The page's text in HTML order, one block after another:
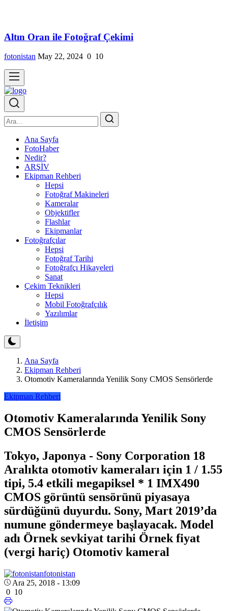
Altın Oran ile Fotoğraf Çekimi
fotonistan May 22, 2024 0 10
Ana Sayfa
FotoHaber
Nedir?
ARŞİV
Ekipman Rehberi
Hepsi
Fotoğraf Makineleri
Kameralar
Objektifler
Flashlar
Ekipmanlar
Fotoğrafçılar
Hepsi
Fotoğraf Tarihi
Fotoğrafçı Hikayeleri
Sanat
Çekim Teknikleri
Hepsi
Mobil Fotoğrafçılık
Yazılımlar
İletişim
Ana Sayfa
Ekipman Rehberi
Otomotiv Kameralarında Yenilik Sony CMOS Sensörlerde
Ekipman Rehberi
Otomotiv Kameralarında Yenilik Sony
CMOS Sensörlerde
Tokyo, Japonya - Sony Corporation 18
Aralıkta otomotiv kameraları için 1 / 1.55
tipi, 5.4 etkili megapiksel * 1 IMX490
CMOS görüntü sensörünü piyasaya
sürdüğünü duyurdu. Sony, Mart 2019’da
numune göndermeye başlayacak. Model
adı Örnek sevkiyat tarihi Örnek fiyat
(vergi hariç) Otomotiv kameral
fotonistan
Ara 25, 2018 - 13:09
0 10